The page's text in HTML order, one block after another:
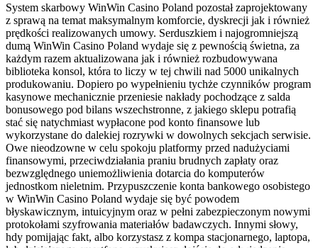
System skarbowy WinWin Casino Poland pozostał zaprojektowany
z sprawą na temat maksymalnym komforcie, dyskrecji jak i również
prędkości realizowanych umowy. Serduszkiem i najogromniejszą
dumą WinWin Casino Poland wydaje się z pewnością świetna, za
każdym razem aktualizowana jak i również rozbudowywana
biblioteka konsol, która to liczy w tej chwili nad 5000 unikalnych
produkowaniu. Dopiero po wypełnieniu tychże czynników program
kasynowe mechanicznie przeniesie nakłady pochodzące z salda
bonusowego pod bilans wszechstronne, z jakiego sklepu potrafią
stać się natychmiast wypłacone pod konto finansowe lub
wykorzystane do dalekiej rozrywki w dowolnych sekcjach serwisie.
Owe nieodzowne w celu spokoju platformy przed nadużyciami
finansowymi, przeciwdziałania praniu brudnych zapłaty oraz
bezwzględnego uniemożliwienia dotarcia do komputerów
jednostkom nieletnim. Przypuszczenie konta bankowego osobistego
w WinWin Casino Poland wydaje się być powodem
błyskawicznym, intuicyjnym oraz w pełni zabezpieczonym nowymi
protokołami szyfrowania materiałów badawczych. Innymi słowy,
hdy pomijając fakt, albo korzystasz z kompa stacjonarnego, laptopa,